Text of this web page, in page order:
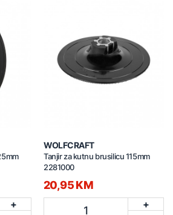
+
WOLFCRAFT
Tanjir za kutnu brusilicu 115mm
2281000
20,95 KM
1
+